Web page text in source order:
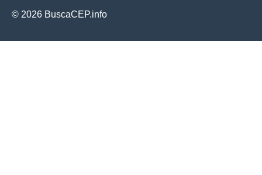
© 2026 BuscaCEP.info